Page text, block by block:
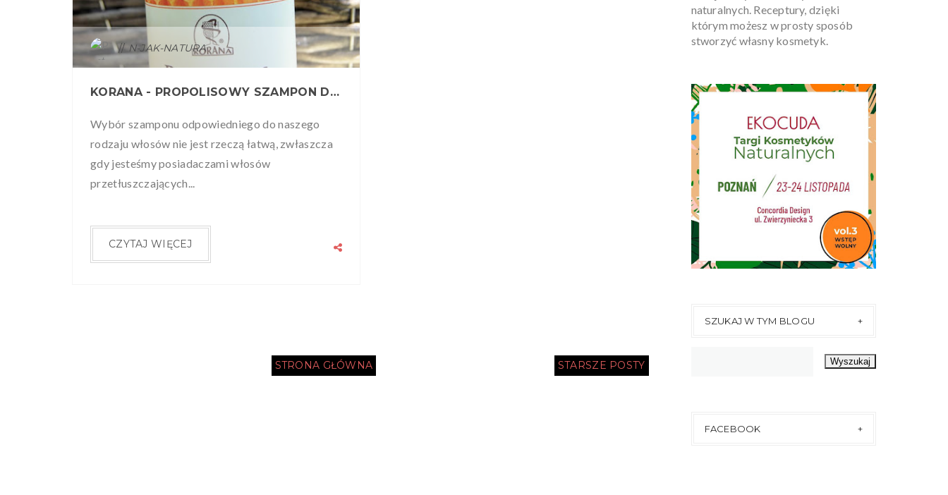
N-JAK-NATURA
KORANA - PROPOLISOWY SZAMPON DO WŁOSÓW. HIT CZY KIT?
Wybór szamponu odpowiedniego do naszego
rodzaju włosów nie jest rzeczą łatwą, zwłaszcza
gdy jesteśmy posiadaczami włosów
przetłuszczających...
CZYTAJ WIĘCEJ
STARSZE POSTY
STRONA GŁÓWNA
naturalnych. Receptury, dzięki
którym możesz w prosty sposób
stworzyć własny kosmetyk.
SZUKAJ W TYM BLOGU
FACEBOOK